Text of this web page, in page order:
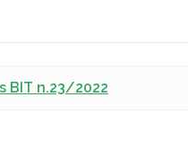
BIT n.23/2022